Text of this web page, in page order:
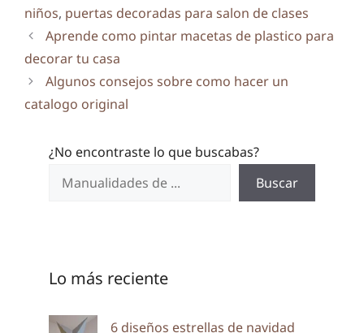
niños, puertas decoradas para salon de clases
Aprende como pintar macetas de plastico para
decorar tu casa
Algunos consejos sobre como hacer un
catalogo original
¿No encontraste lo que buscabas?
Buscar
Lo más reciente
6 diseños estrellas de navidad